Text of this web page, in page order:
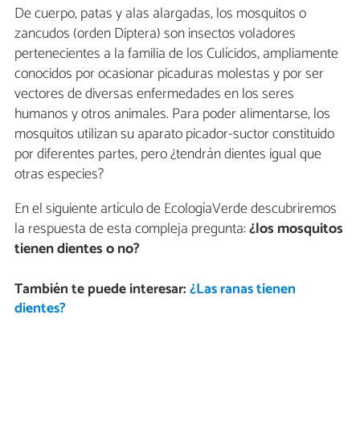
De cuerpo, patas y alas alargadas, los mosquitos o
zancudos (orden Diptera) son insectos voladores
pertenecientes a la familia de los Culícidos, ampliamente
conocidos por ocasionar picaduras molestas y por ser
vectores de diversas enfermedades en los seres
humanos y otros animales. Para poder alimentarse, los
mosquitos utilizan su aparato picador-suctor constituido
por diferentes partes, pero ¿tendrán dientes igual que
otras especies?
En el siguiente artículo de EcologíaVerde descubriremos
la respuesta de esta compleja pregunta:¿los mosquitos
tienen dientes o no?
También te puede interesar:¿Las ranas tienen
dientes?